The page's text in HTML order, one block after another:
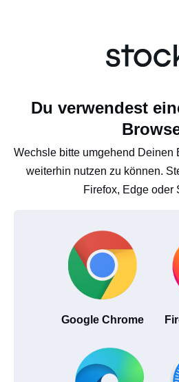
Du verwendest
Wechsle bitte umgehend Deinen
weiterhin nutzen zu können.
Firefox, Edge oder
Google Chrome